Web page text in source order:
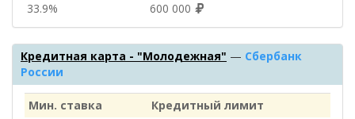
33.9%
600 000
Кредитная карта - "Молодежная" — Сбербанк
России
Мин. ставка
Кредитный лимит